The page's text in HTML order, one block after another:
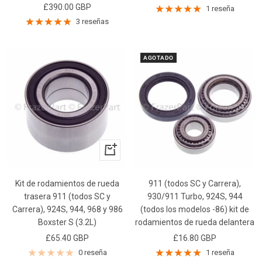
Precio
de
£390.00 GBP
3 reseñas
de
1 reseña
+
Añadir
Kit de rodamientos de rueda
trasera 911 (todos SC y
Carrera), 924S, 944, 968 y 986
Boxster S (3.2L)
Precio
de
£65.40 GBP
0 reseña
AGOTADO
911 (todos SC y Carrera),
930/911 Turbo, 924S, 944
(todos los modelos -86) kit de
rodamientos de rueda delantera
Precio
de
£16.80 GBP
1 reseña